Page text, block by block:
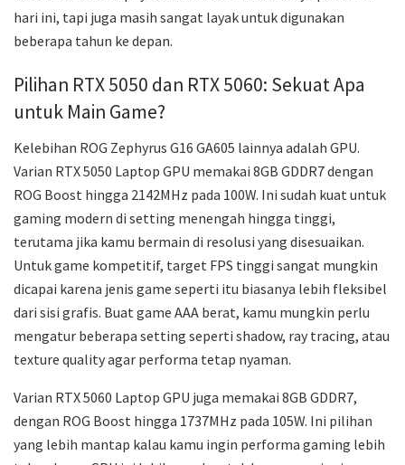
hari ini, tapi juga masih sangat layak untuk digunakan
beberapa tahun ke depan.
Pilihan RTX 5050 dan RTX 5060: Sekuat Apa
untuk Main Game?
Kelebihan ROG Zephyrus G16 GA605 lainnya adalah GPU.
Varian RTX 5050 Laptop GPU memakai 8GB GDDR7 dengan
ROG Boost hingga 2142MHz pada 100W. Ini sudah kuat untuk
gaming modern di setting menengah hingga tinggi,
terutama jika kamu bermain di resolusi yang disesuaikan.
Untuk game kompetitif, target FPS tinggi sangat mungkin
dicapai karena jenis game seperti itu biasanya lebih fleksibel
dari sisi grafis. Buat game AAA berat, kamu mungkin perlu
mengatur beberapa setting seperti shadow, ray tracing, atau
texture quality agar performa tetap nyaman.
Varian RTX 5060 Laptop GPU juga memakai 8GB GDDR7,
dengan ROG Boost hingga 1737MHz pada 105W. Ini pilihan
yang lebih mantap kalau kamu ingin performa gaming lebih